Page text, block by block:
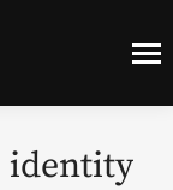
identity